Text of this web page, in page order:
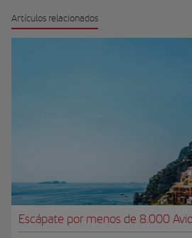
Artículos relacionados
Escápate por menos de 8.000